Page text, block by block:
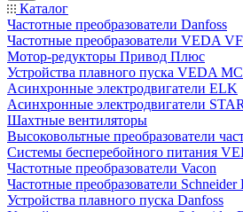
Каталог
Частотные преобразователи Danfoss
Частотные преобразователи VEDA
Мотор-редукторы Привод Плюс
Устройства плавного пуска VEDA
Асинхронные электродвигатели ELK
Асинхронные электродвигатели
Шахтные вентиляторы
Высоковольтные преобразователи
Системы бесперебойного питания
Частотные преобразователи Vacon
Частотные преобразователи Schneider
Устройства плавного пуска Danfoss